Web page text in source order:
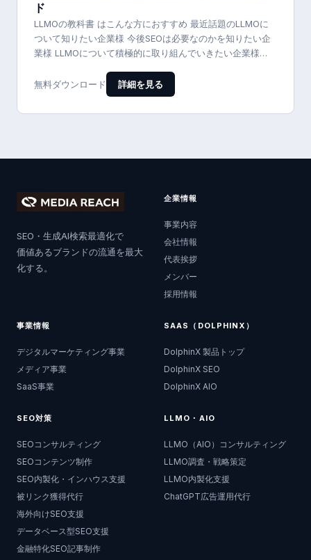
ド
LLMOの教科書 はこんな方におすすめ 最近話題のLLMOに
ついて知りたい企業様 今後SEOは必要なのかを知りたい企
業様 LLMOについて積極的に取り組んでいきたい企業様
無料ダウンロード 詳細を見る
SEO・生成AI検索最適化で
価値あるブランドの流通を最大
化する。
企業情報
事業内容
会社情報
代表挨拶
メンバー
採用情報
事業情報
デジタルマーケティング事業
メディア事業
SaaS事業
SAAS（DOLPHINX）
DolphinX 製品トップ
DolphinX SEO
DolphinX AIO
SEO対策
SEOコンサルティング
SEOコンテンツ制作
SEO内製化・インハウス支援
被リンク獲得代行
海外向けSEO支援
データベース型SEO支援
金融特化SEO記事制作
LLMO・AIO
LLMO（AIO）コンサルティング
LLMO調査・戦略策定
LLMO内製化支援
ChatGPT広告運用代行